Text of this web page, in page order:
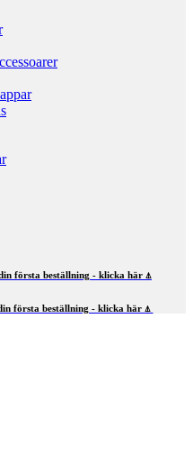
första beställning - klicka här ⍋
första beställning - klicka här ⍋